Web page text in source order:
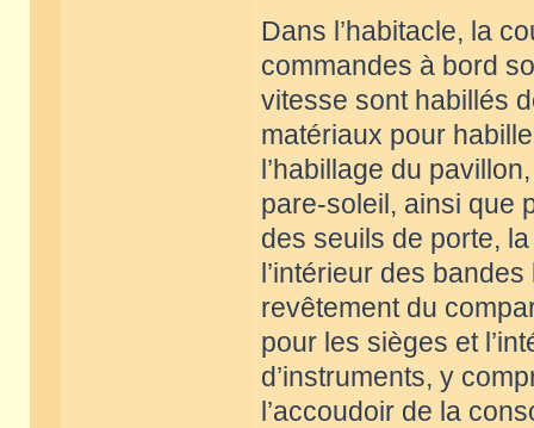
Dans l’habitacle, la
commandes à bord
vitesse sont habillés
matériaux pour
l’habillage du
pare-soleil, ainsi que
des seuils de porte,
l’intérieur des
revêtement du
pour les sièges et
d’instruments, y
l’accoudoir de la